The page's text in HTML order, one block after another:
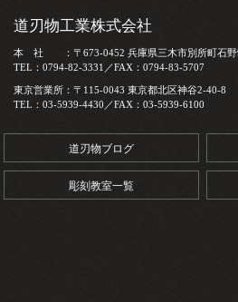
道刃物工業株式会社
本 社 ：〒673-0452 兵庫県三木市別所町石野
TEL：0794-82-3331／FAX：0794-83-5707
東京営業所：〒115-0043 東京都北区神谷2-40-8
TEL：03-5939-4430／FAX：03-5939-6100
道刃物ブログ
彫刻教室一覧